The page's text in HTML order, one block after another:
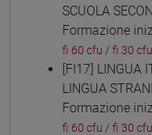
SCUOLA
Formazione
fi 60 cfu / fi 30
[FI17] LINGUA
LINGUA
Formazione
fi 60 cfu / fi 30